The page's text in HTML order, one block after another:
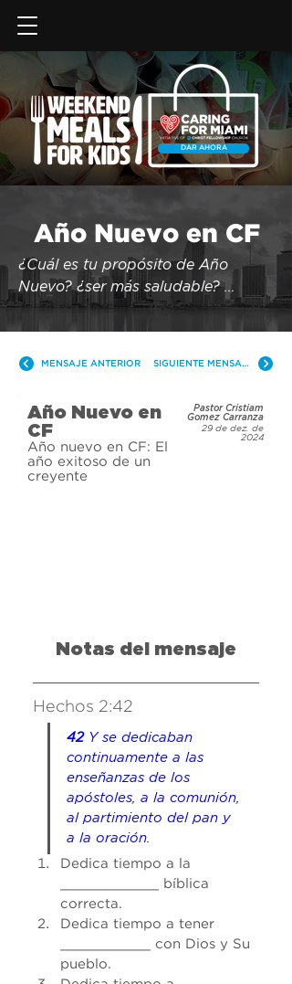
DAR AHORA
Año Nuevo en CF
¿Cuál es tu propósito de Año
Nuevo? ¿ser más saludable?
¿crecer en tu fe? ¿ser una mejor
persona? El cambio real a menudo
alcance, incluso cuando hacemos
responder cuando tenemos ganas
de darnos por vencidos? Disfruta
de este mensaje para descubrir
cómo podemos resolver ser
MENSAJE ANTERIOR SIGUIENTE MENSAJE
Año Nuevo en
CF
Año nuevo en CF: El
año exitoso de un
creyente
Pastor Cristiam
Gomez Carranza
29 de dez. de
2024
Notas del mensaje
Hechos 2:42
42 Y se dedicaban
continuamente a las
enseñanzas de los
apóstoles, a la comunión,
al partimiento del pan y
a la oración.
Dedica tiempo a la
bíblica
correcta.
Dedica tiempo a tener
con Dios y Su
pueblo.